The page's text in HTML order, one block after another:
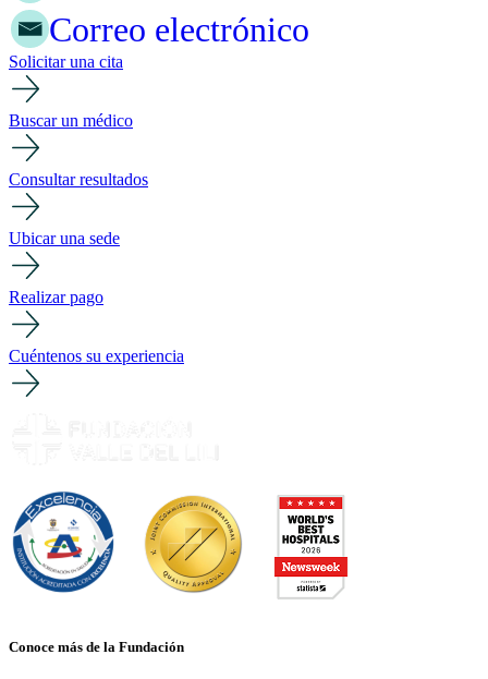
Correo electrónico
Solicitar una cita
Buscar un médico
Consultar resultados
Ubicar una sede
Realizar pago
Cuéntenos su experiencia
Conoce más de la Fundación